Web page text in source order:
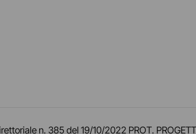
n. 385 del 19/10/2022 PROT.